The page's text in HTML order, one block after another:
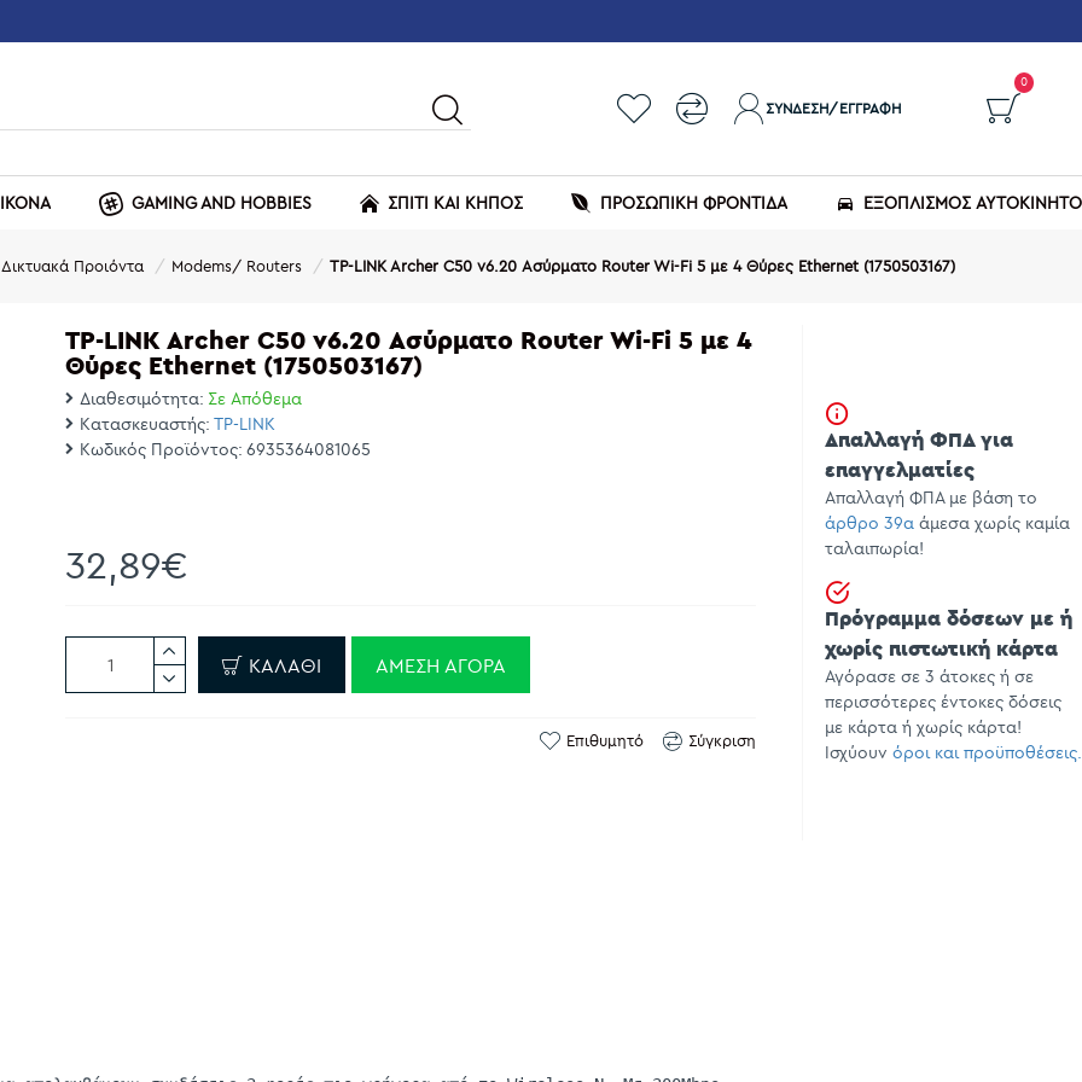
ΣΎΝΔΕΣΗ/ΕΓΓΡΑΦΉ
0
GAMING AND HOBBIES ΣΠΙΤΙ ΚΑΙ ΚΗΠΟΣ ΠΡΟΣΩΠΙΚΗ ΦΡΟΝΤΙΔΑ ΕΞΟΠΛΙΣΜΌΣ
Δικτυακά Προιόντα Modems/ Routers TP-LINK Archer C50 v6.20 Ασύρματο Router Wi-Fi 5 με 4 Θύρες Ethernet (1750503167)
TP-LINK Archer C50 v6.20 Ασύρματο Router Wi-Fi 5 με 4
Θύρες Ethernet (1750503167)
Διαθεσιμότητα: Σε Απόθεμα
Κατασκευαστής: TP-LINK
Κωδικός Προϊόντος: 6935364081065
32,89€
ΚΑΛΆΘΙ ΆΜΕΣΗ ΑΓΟΡΆ
Επιθυμητό Σύγκριση
Απαλλαγή ΦΠΑ για
επαγγελματίες
Απαλλαγή ΦΠΑ με βάση το
άρθρο 39α άμεσα χωρίς καμία
ταλαιπωρία!
Πρόγραμμα δόσεων με ή
χωρίς πιστωτική κάρτα
Αγόρασε σε 3 άτοκες ή σε
περισσότερες έντοκες δόσεις
με κάρτα ή χωρίς κάρτα!
Ισχύουν όροι και προϋποθέσεις.